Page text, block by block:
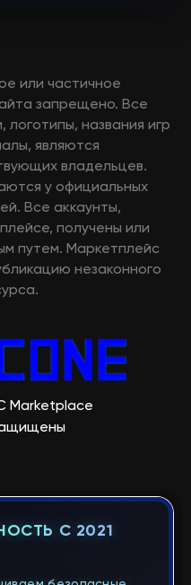
или частичное
запрещено. Все
логотипы, названия игр
являются
владельцев.
у официальных
Все аккаунты,
получены или
путем. Маркетплейс
незаконного
Marketplace
С 2021